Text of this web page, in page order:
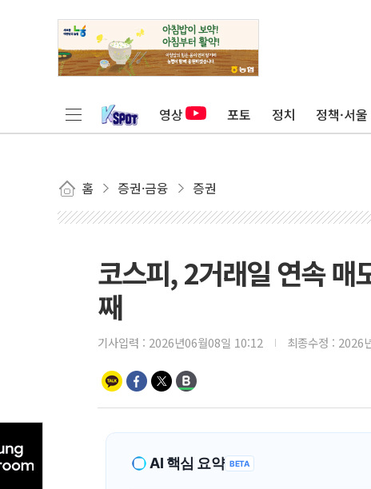
영상 포토 정치 정책·서울
홈 증권·금융 증권
코스피, 2거래일 연속
째
기사입력 : 2026년06월08일 10:12 최종수정 : 2026
AI 핵심 요약 BETA